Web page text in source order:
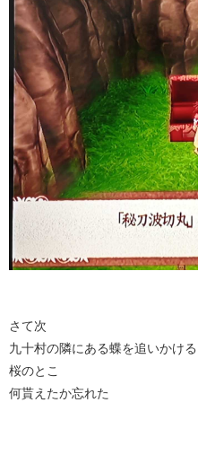
さて次
九十村の隣にある蝶を追いかける
桜のとこ
何貰えたか忘れた